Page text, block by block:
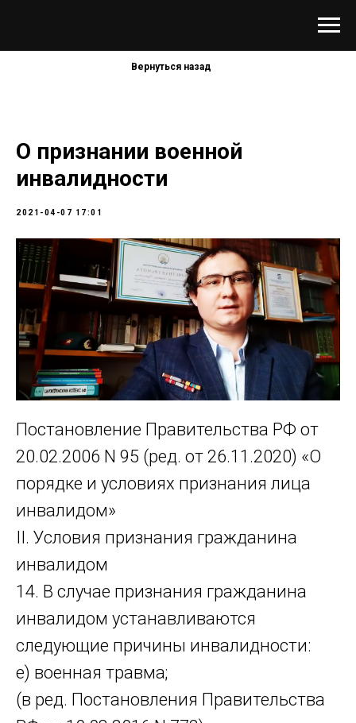
Вернуться назад
О признании военной
инвалидности
2021-04-07 17:01
Постановление Правительства РФ от
20.02.2006 N 95 (ред. от 26.11.2020) «О
порядке и условиях признания лица
инвалидом»
II. Условия признания гражданина
инвалидом
14. В случае признания гражданина
инвалидом устанавливаются
следующие причины инвалидности:
е) военная травма;
(в ред. Постановления Правительства